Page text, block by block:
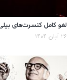
لغو کامل کنسرت‌های
۲۶ آبان ۱۴۰۴